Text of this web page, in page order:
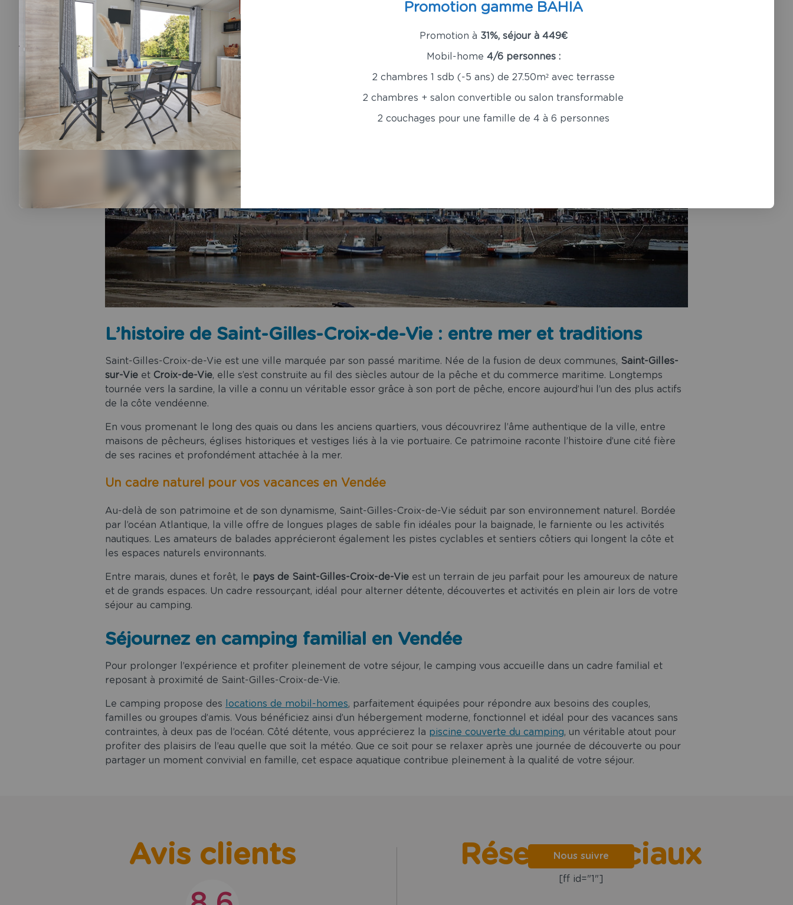
Promotion gamme BAHIA
Promotion à 31%, séjour à 449€
Mobil-home 4/6 personnes :
2 chambres 1 sdb (-5 ans) de 27.50m² avec terrasse
2 chambres + salon convertible ou salon transformable
2 couchages pour une famille de 4 à 6 personnes
L’histoire de Saint-Gilles-Croix-de-Vie : entre mer et traditions
Saint-Gilles-Croix-de-Vie est une ville marquée par son passé maritime. Née de la fusion de deux communes, Saint-Gilles-
sur-Vie et Croix-de-Vie, elle s’est construite au fil des siècles autour de la pêche et du commerce maritime. Longtemps
tournée vers la sardine, la ville a connu un véritable essor grâce à son port de pêche, encore aujourd’hui l’un des plus actifs
de la côte vendéenne.
En vous promenant le long des quais ou dans les anciens quartiers, vous découvrirez l’âme authentique de la ville, entre
maisons de pêcheurs, églises historiques et vestiges liés à la vie portuaire. Ce patrimoine raconte l’histoire d’une cité fière
de ses racines et profondément attachée à la mer.
Un cadre naturel pour vos vacances en Vendée
Au-delà de son patrimoine et de son dynamisme, Saint-Gilles-Croix-de-Vie séduit par son environnement naturel. Bordée
par l’océan Atlantique, la ville offre de longues plages de sable fin idéales pour la baignade, le farniente ou les activités
nautiques. Les amateurs de balades apprécieront également les pistes cyclables et sentiers côtiers qui longent la côte et
les espaces naturels environnants.
Entre marais, dunes et forêt, le pays de Saint-Gilles-Croix-de-Vie est un terrain de jeu parfait pour les amoureux de nature
et de grands espaces. Un cadre ressourçant, idéal pour alterner détente, découvertes et activités en plein air lors de votre
séjour au camping.
Séjournez en camping familial en Vendée
Pour prolonger l’expérience et profiter pleinement de votre séjour, le camping vous accueille dans un cadre familial et
reposant à proximité de Saint-Gilles-Croix-de-Vie.
Le camping propose des locations de mobil-homes, parfaitement équipées pour répondre aux besoins des couples,
familles ou groupes d’amis. Vous bénéficiez ainsi d’un hébergement moderne, fonctionnel et idéal pour des vacances sans
contraintes, à deux pas de l’océan. Côté détente, vous apprécierez la piscine couverte du camping, un véritable atout pour
profiter des plaisirs de l’eau quelle que soit la météo. Que ce soit pour se relaxer après une journée de découverte ou pour
partager un moment convivial en famille, cet espace aquatique contribue pleinement à la qualité de votre séjour.
Avis clients Réseaux sociaux
[ff id="1"]
Nous suivre